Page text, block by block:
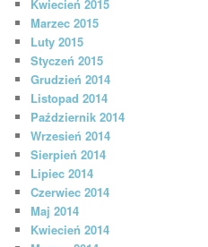
Kwiecień 2015
Marzec 2015
Luty 2015
Styczeń 2015
Grudzień 2014
Listopad 2014
Październik 2014
Wrzesień 2014
Sierpień 2014
Lipiec 2014
Czerwiec 2014
Maj 2014
Kwiecień 2014